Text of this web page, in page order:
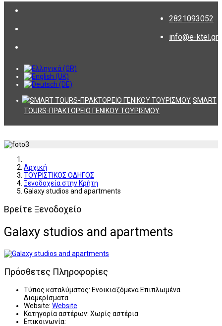
2821093052
info@e-ktel.gr
SMART
TOURS-ΠΡΑΚΤΟΡΕΙΟ ΓΕΝΙΚΟΥ ΤΟΥΡΙΣΜΟΥ
Αρχική
ΤΟΥΡΙΣΤΙΚΟΣ ΟΔΗΓΟΣ
Ξενοδοχεία στην Κρήτη
Galaxy studios and apartments
Βρείτε Ξενοδοχείο
Galaxy studios and apartments
Πρόσθετες Πληροφορίες
Τύπος καταλύματος: Ενοικιαζόμενα Επιπλωμένα
Διαμερίσματα
Website: Website
Κατηγορία αστέρων: Χωρίς αστέρια
Επικοινωνία: